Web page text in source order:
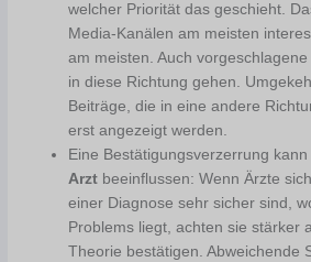
welcher Priorität das geschieht.
Media-Kanälen am meisten
am meisten. Auch
in diese Richtung gehen.
Beiträge, die in eine andere
erst angezeigt werden.
Eine Bestätigungsverzerrung kann
Arzt beeinflussen: Wenn Ärzte
einer Diagnose sehr sicher sind,
Problems liegt, achten sie stärker
Theorie bestätigen. Abweichende